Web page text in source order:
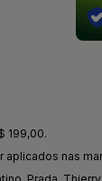
199,00.
nas